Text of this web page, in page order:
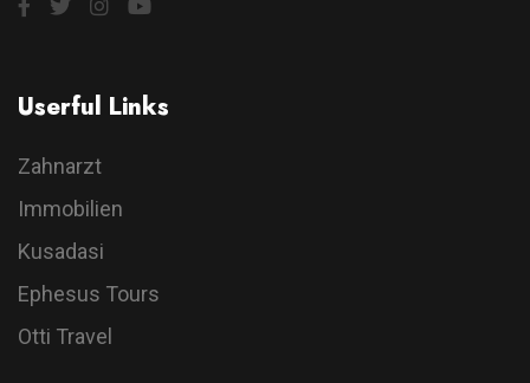
Userful Links
Zahnarzt
Immobilien
Kusadasi
Ephesus Tours
Otti Travel